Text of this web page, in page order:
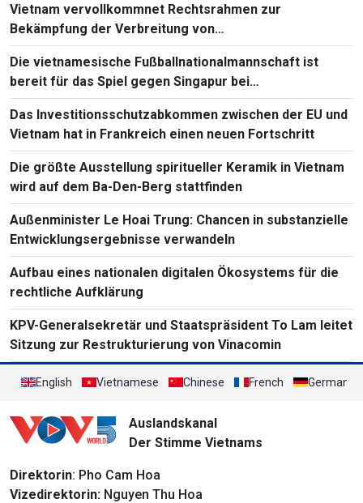
Vietnam vervollkommnet Rechtsrahmen zur
Bekämpfung der Verbreitung von
Massenvernichtungswaffen
Die vietnamesische Fußballnationalmannschaft ist
bereit für das Spiel gegen Singapur bei
Südostasienmeisterschaft 2026
Das Investitionsschutzabkommen zwischen der EU und
Vietnam hat in Frankreich einen neuen Fortschritt
Die größte Ausstellung spiritueller Keramik in Vietnam
wird auf dem Ba-Den-Berg stattfinden
Außenminister Le Hoai Trung: Chancen in substanzielle
Entwicklungsergebnisse verwandeln
Aufbau eines nationalen digitalen Ökosystems für die
rechtliche Aufklärung
KPV-Generalsekretär und Staatspräsident To Lam leitet
Sitzung zur Restrukturierung von Vinacomin
English Vietnamese Chinese French German
Auslandskanal
Der Stimme Vietnams
Direktorin: Pho Cam Hoa
Vizedirektorin: Nguyen Thu Hoa